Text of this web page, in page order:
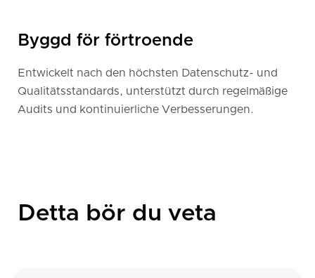
Byggd för förtroende
Entwickelt nach den höchsten Datenschutz- und
Qualitätsstandards, unterstützt durch regelmäßige
Audits und kontinuierliche Verbesserungen.
Detta bör du veta